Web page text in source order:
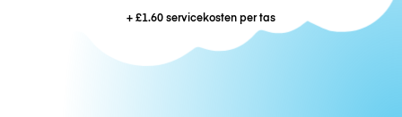
+£1.60servicekosten per tas